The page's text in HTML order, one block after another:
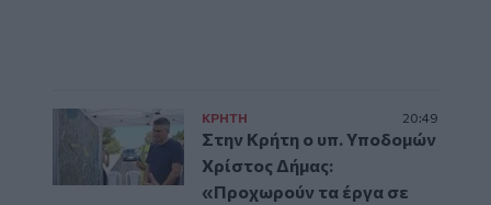
ΚΡΗΤΗ 20:49
Στην Κρήτη ο υπ. Υποδομών
Χρίστος Δήμας:
«Προχωρούν τα έργα σε